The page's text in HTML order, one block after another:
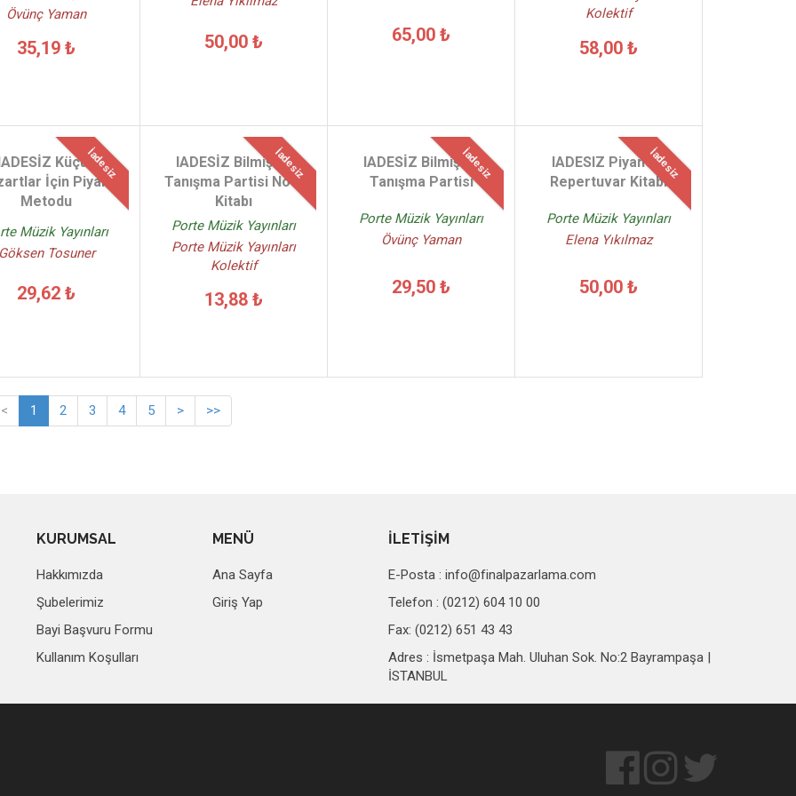
Övünç Yaman
35,19 ₺ 50,00 ₺ 65,00 ₺
Kolektif
58,00 ₺
İadesiz
Küçük
İçin Piyano
Metodu
Müzik Yayınları
Göksen Tosuner
29,62 ₺
İadesiz
IADESİZ Bilmişler
Tanışma Partisi Nota
Kitabı
Porte Müzik Yayınları
Porte Müzik Yayınları
Kolektif
13,88 ₺
İadesiz
IADESİZ Bilmişler
Tanışma Partisi
Porte Müzik Yayınları
Övünç Yaman
29,50 ₺
İadesiz
IADESIZ Piyano 1
Repertuvar Kitabı
Porte Müzik Yayınları
Elena Yıkılmaz
50,00 ₺
< 1 2 3 4 5 > >>
KURUMSAL
Hakkımızda
Şubelerimiz
Bayi Başvuru Formu
Kullanım Koşulları
MENÜ
Ana Sayfa
Giriş Yap
İLETİŞİM
E-Posta :info@finalpazarlama.com
Telefon : (0212) 604 10 00
Fax: (0212) 651 43 43
Adres : İsmetpaşa Mah. Uluhan Sok. No:2 Bayrampaşa |
İSTANBUL